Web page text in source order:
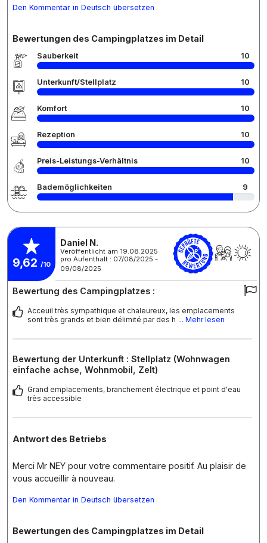
Den Kommentar in Deutsch übersetzen
Bewertungen des Campingplatzes im Detail
Sauberkeit 10
Unterkunft/Stellplatz 10
Komfort 10
Rezeption 10
Preis-Leistungs-Verhältnis 10
Bademöglichkeiten 9
9,62 /10
Daniel N.
Veröffentlicht am 19.08.2025
pro Aufenthalt : 07/08/2025 -
09/08/2025
Bewertung des Campingplatzes :
Acceuil très sympathique et chaleureux, les emplacements
sont très grands et bien délimité par des h ... Mehr lesen
Bewertung der Unterkunft : Stellplatz (Wohnwagen
einfache achse, Wohnmobil, Zelt)
Grand emplacements, branchement électrique et point d'eau
très accessible
Antwort des Betriebs
Merci Mr NEY pour votre commentaire positif. Au plaisir de
vous accueillir à nouveau.
Den Kommentar in Deutsch übersetzen
Bewertungen des Campingplatzes im Detail